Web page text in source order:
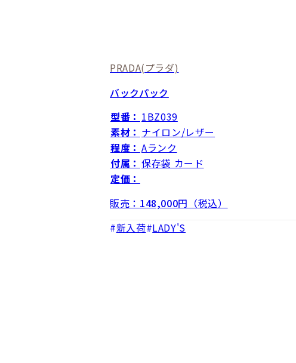
PRADA(プラダ)
バックパック
型番： 1BZ039
素材： ナイロン/レザー
程度： Aランク
付属： 保存袋 カード
定価：
販売： 148,000円（税込）
新入荷 LADY'S